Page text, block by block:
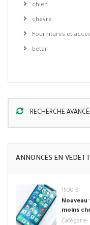
chien
chèvre
Fournitures et
bétail
RECHERCHE
ANNONCES EN
1500 $
moins
Catégorie: